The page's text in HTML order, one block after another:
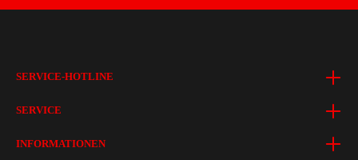
SERVICE-HOTLINE
SERVICE
INFORMATIONEN